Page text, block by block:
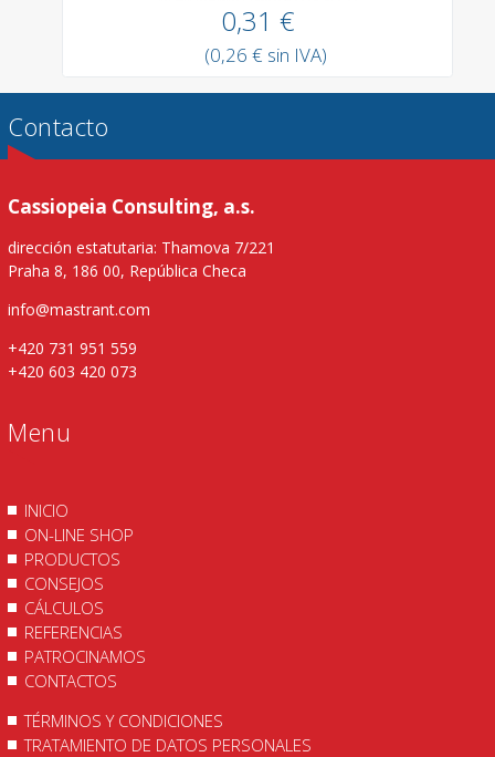
0,31 €
(0,26 € sin IVA)
Contacto
Cassiopeia Consulting, a.s.
dirección estatutaria: Thamova 7/221
Praha 8, 186 00, República Checa
info@mastrant.com
+420 731 951 559
+420 603 420 073
Menu
INICIO
ON-LINE SHOP
PRODUCTOS
CONSEJOS
CÁLCULOS
REFERENCIAS
PATROCINAMOS
CONTACTOS
TÉRMINOS Y CONDICIONES
TRATAMIENTO DE DATOS PERSONALES